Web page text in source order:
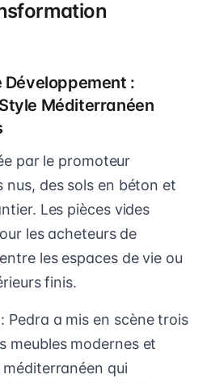
Développement :
Méditerranéen
par le promoteur
nus, des sols en béton et
Les pièces vides
les acheteurs de
les espaces de vie ou
finis.
: Pedra a mis en scène trois
meubles modernes et
qui